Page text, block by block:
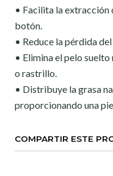
• Facilita la extracción
botón.
• Reduce la pérdida
• Elimina el pelo
o rastrillo.
• Distribuye la grasa
proporcionando una
COMPARTIR ESTE